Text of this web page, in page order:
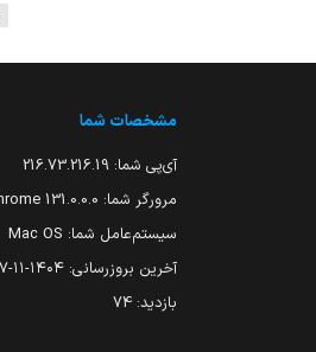
مشخصات شما
آی‌پی شما: 216.73.216.19
مرورگر شما: 131.0.0.0 Chrome
سیستم‌عامل شما: Mac OS
آخرین بروزرسانی: ۱۴۰۴-۱۱-۰۷
بازدید: 74